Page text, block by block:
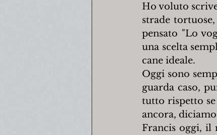
Ho voluto
strade
pensato "Lo
una scelta
cane ideale.
Oggi sono
guarda caso,
tutto rispetto
ancora,
Francis oggi, il